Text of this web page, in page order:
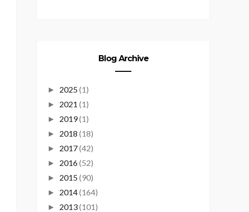
Blog Archive
► 2025(1)
► 2021 (1)
► 2019(1)
► 2018 (18)
► 2017(42)
► 2016(52)
► 2015(90)
► 2014(164)
► 2013(101)